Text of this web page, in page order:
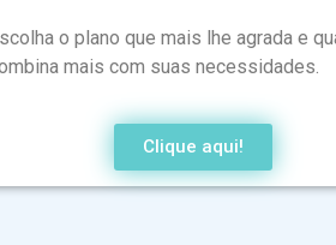
o plano que mais lhe agrada e
mais com suas necessidades.
Clique aqui!